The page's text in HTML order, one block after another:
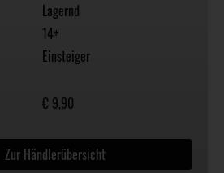
Lagernd
14+
Einsteiger
€ 9,90
Zur Händlerübersicht